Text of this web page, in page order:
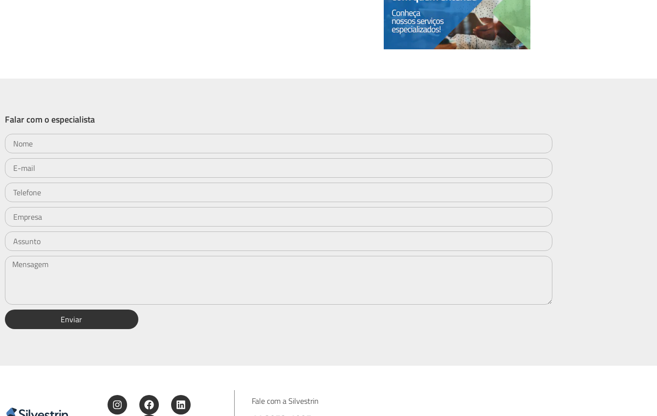
Falar com o especialista
Enviar
Fale com a Silvestrin